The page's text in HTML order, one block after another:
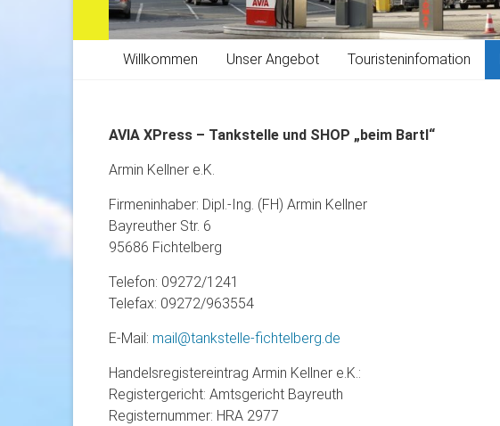
Willkommen Unser Angebot Touristeninfomation
AVIA XPress – Tankstelle und SHOP „beim Bartl“
Armin Kellner e.K.
Firmeninhaber: Dipl.-Ing. (FH) Armin Kellner
Bayreuther Str. 6
95686 Fichtelberg
Telefon: 09272/1241
Telefax: 09272/963554
E-Mail: mail@tankstelle-fichtelberg.de
Handelsregistereintrag Armin Kellner e.K.:
Registergericht: Amtsgericht Bayreuth
Registernummer: HRA 2977